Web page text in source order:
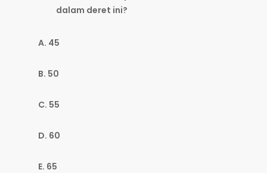
dalam deret ini?
A. 45
B. 50
C. 55
D. 60
E. 65